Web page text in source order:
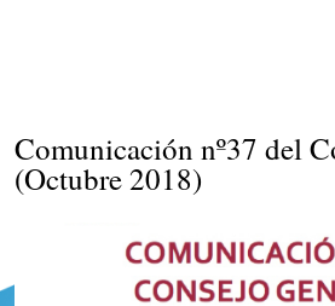
Comunicación nº37 del
(Octubre 2018)